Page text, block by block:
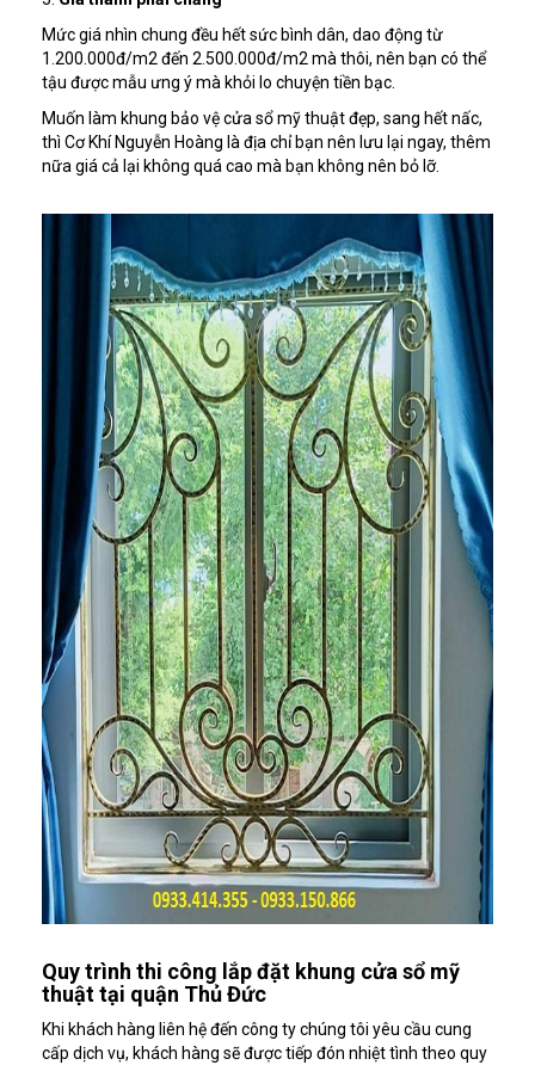
Mức giá nhìn chung đều hết sức bình dân, dao động từ
1.200.000đ/m2 đến 2.500.000đ/m2 mà thôi, nên bạn có thể
tậu được mẫu ưng ý mà khỏi lo chuyện tiền bạc.
Muốn làm khung bảo vệ cửa sổ mỹ thuật đẹp, sang hết nấc,
thì Cơ Khí Nguyễn Hoàng là địa chỉ bạn nên lưu lại ngay, thêm
nữa giá cả lại không quá cao mà bạn không nên bỏ lỡ.
Quy trình thi công lắp đặt khung cửa sổ mỹ
thuật tại quận Thủ Đức
Khi khách hàng liên hệ đến công ty chúng tôi yêu cầu cung
cấp dịch vụ, khách hàng sẽ được tiếp đón nhiệt tình theo quy